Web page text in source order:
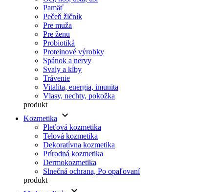
Pamäť
Pečeň žlčník
Pre muža
Pre ženu
Probiotiká
Proteinové výrobky
Spánok a nervy
Svaly a kĺby
Trávenie
Vitalita, energia, imunita
Vlasy, nechty, pokožka
produkt
Kozmetika
keyboard_arrow_down
Pleťová kozmetika
Telová kozmetika
Dekoratívna kozmetika
Prírodná kozmetika
Dermokozmetika
Slnečná ochrana, Po opaľovaní
produkt